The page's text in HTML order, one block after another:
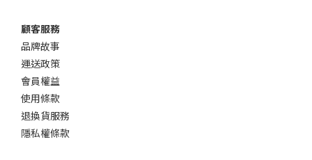
顧客服務
品牌故事
運送政策
會員權益
使用條款
退換貨服務
隱私權條款